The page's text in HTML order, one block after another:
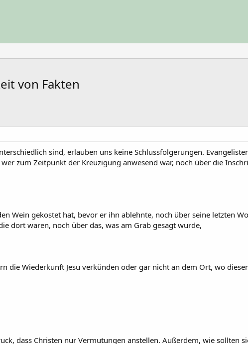
von Fakten
sind, erlauben uns keine Schlussfolgerungen.
zum Zeitpunkt der Kreuzigung anwesend war, noch über die
Wein gekostet hat, bevor er ihn ablehnte, noch über seine letzten
dort waren, noch über das, was am Grab gesagt wurde,
die Wiederkunft Jesu verkünden oder gar nicht an dem Ort, wo
dass Christen nur Vermutungen anstellen. Außerdem, wie sollten